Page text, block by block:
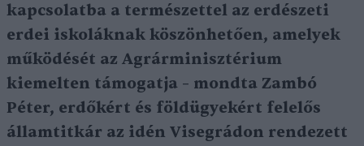
kapcsolatba a természettel az erdészeti
erdei iskoláknak köszönhetően, amelyek
működését az Agrárminisztérium
kiemelten támogatja – mondta Zambó
Péter, erdőkért és földügyekért felelős
államtitkár az idén Visegrádon rendezett